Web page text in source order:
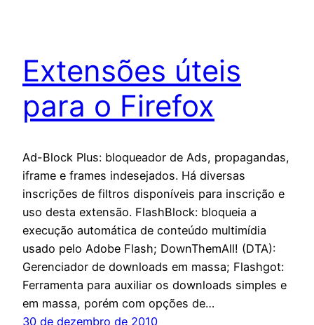
Extensões úteis
para o Firefox
Ad-Block Plus: bloqueador de Ads, propagandas,
iframe e frames indesejados. Há diversas
inscrições de filtros disponíveis para inscrição e
uso desta extensão. FlashBlock: bloqueia a
execução automática de conteúdo multimídia
usado pelo Adobe Flash; DownThemAll! (DTA):
Gerenciador de downloads em massa; Flashgot:
Ferramenta para auxiliar os downloads simples e
em massa, porém com opções de…
30 de dezembro de 2010